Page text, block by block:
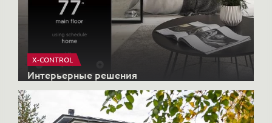
X-CONTROL
Интерьерные решения